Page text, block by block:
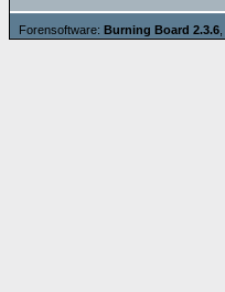
Forensoftware: Burning Board 2.3.6